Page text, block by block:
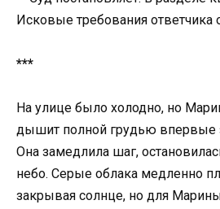
Исковые требования ответчика
***
На улице было холодно, но
дышит полной грудью впервые
Она замедлила шаг,
небо. Серые облака медленно
закрывая солнце, но для